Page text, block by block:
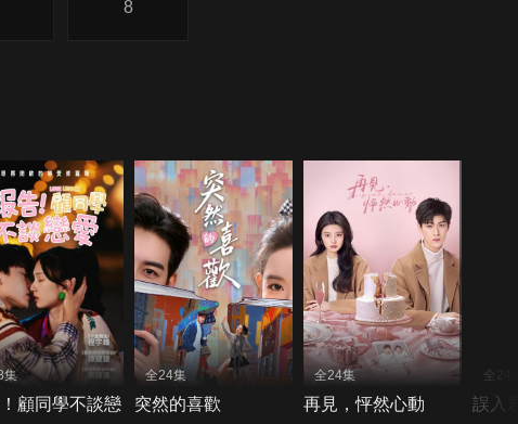
8
集
顧同學不談戀
全24集
突然的喜歡
全24集
再見，怦然心動
全24
誤入